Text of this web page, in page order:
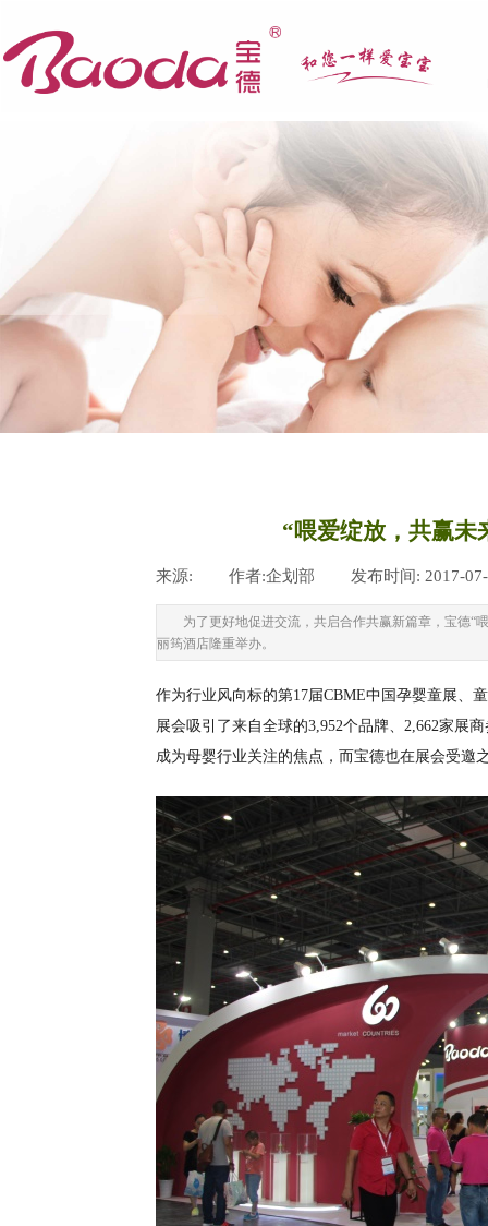
“喂爱绽放，共赢未
来源: 作者:企划部 发布时间: 2017-
为了更好地促进交流，共启合作共赢新篇章，宝德“
丽筠酒店隆重举办。
作为行业风向标的第17届CBME中国孕婴童展、
展会吸引了来自全球的3,952个品牌、2,662家展
成为母婴行业关注的焦点，而宝德也在展会受邀